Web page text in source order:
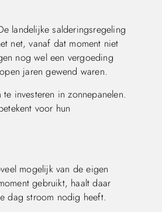
landelijke salderingsregeling
net, vanaf dat moment niet
nog wel een vergoeding
jaren gewend waren.
investeren in zonnepanelen.
voor hun
mogelijk van de eigen
gebruikt, haalt daar
dag stroom nodig heeft.